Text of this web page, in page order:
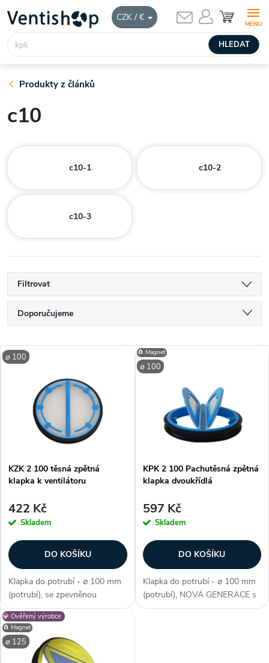
CZK / €
obsah
HLEDAT
NÁKUPNÍ
KOŠÍK
Produkty z článků
c10
c10-1 c10-2
c10-3
Filtrovat
Ř
a
í
p
r
o
d
u
k
Doporučujeme
Nejdražší
Nejprodávanější
Abecedně
V
s
p
r
o
d
u
⌀ 100
KZK 2 100 těsná zpětná
klapka k ventilátoru
422 Kč
Skladem
DO KOŠÍKU
Klapka do potrubí - ⌀ 100 mm
(potrubí), se zpevněnou
konstrukcí pro lepší těsnost
(NOVÁ GENERACE), užití (pro
axiální + nízkotlaké ventilátory),
do VZT potrubí (spiro, flexi,...
⌀ 100
🧲 Magnet
KPK 2 100 Pachutěsná zpětná
klapka dvoukřídlá
597 Kč
Skladem
DO KOŠÍKU
Klapka do potrubí - ⌀ 100 mm
(potrubí), NOVÁ GENERACE s
lepší plochou proudění a vyšší
⌀ 125
💎 Ověřený výrobce
🧲 Magnet